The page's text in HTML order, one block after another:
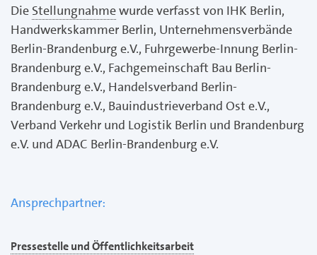
Die Stellungnahmewurde verfasst von IHK Berlin,
Handwerkskammer Berlin, Unternehmensverbände
Berlin-Brandenburg e.V., Fuhrgewerbe-Innung Berlin-
Brandenburg e.V., Fachgemeinschaft Bau Berlin-
Brandenburg e.V., Handelsverband Berlin-
Brandenburg e.V., Bauindustrieverband Ost e.V.,
Verband Verkehr und Logistik Berlin und Brandenburg
e.V. und ADAC Berlin-Brandenburg e.V.
Ansprechpartner:
Pressestelle und Öffentlichkeitsarbeit